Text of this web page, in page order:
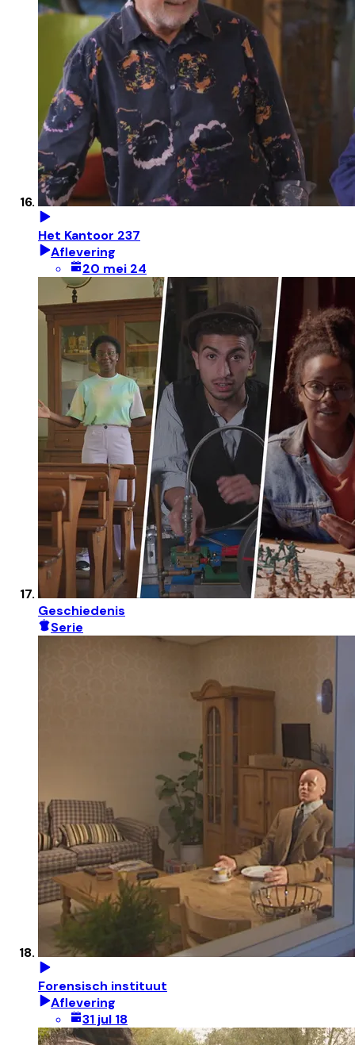
Het Kantoor 237
Aflevering
20 mei 24
Geschiedenis
Serie
Forensisch instituut
Aflevering
31 jul 18